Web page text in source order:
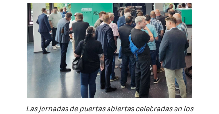
Las jornadas de puertas abiertas celebradas en los